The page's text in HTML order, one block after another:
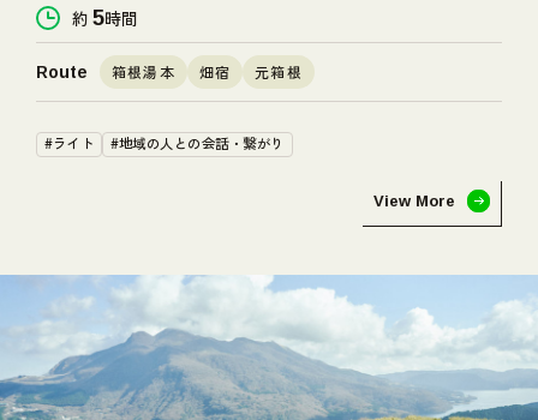
れたという林さんが、箱根出身のガイド金子森さんの案内
で、歴史と文化の詰まった旧街道を行く。
約 5時間
Route 箱根湯本 畑宿 元箱根
#ライト #地域の人との会話・繋がり
View More